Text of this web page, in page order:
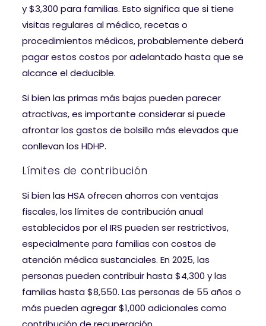
y $3,300 para familias. Esto significa que si tiene
visitas regulares al médico, recetas o
procedimientos médicos, probablemente deberá
pagar estos costos por adelantado hasta que se
alcance el deducible.
Si bien las primas más bajas pueden parecer
atractivas, es importante considerar si puede
afrontar los gastos de bolsillo más elevados que
conllevan los HDHP.
Límites de contribución
Si bien las HSA ofrecen ahorros con ventajas
fiscales, los límites de contribución anual
establecidos por el IRS pueden ser restrictivos,
especialmente para familias con costos de
atención médica sustanciales. En 2025, las
personas pueden contribuir hasta $4,300 y las
familias hasta $8,550. Las personas de 55 años o
más pueden agregar $1,000 adicionales como